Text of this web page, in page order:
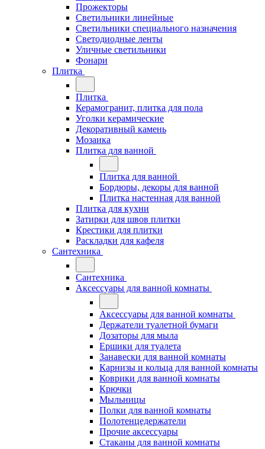
Прожекторы
Светильники линейные
Светильники специального назначения
Светодиодные ленты
Уличные светильники
Фонари
Плитка
Плитка
Керамогранит, плитка для пола
Уголки керамические
Декоративный камень
Мозаика
Плитка для ванной
Плитка для ванной
Бордюры, декоры для ванной
Плитка настенная для ванной
Плитка для кухни
Затирки для швов плитки
Крестики для плитки
Раскладки для кафеля
Сантехника
Сантехника
Аксессуары для ванной комнаты
Аксессуары для ванной комнаты
Держатели туалетной бумаги
Дозаторы для мыла
Ершики для туалета
Занавески для ванной комнаты
Карнизы и кольца для ванной комнаты
Коврики для ванной комнаты
Крючки
Мыльницы
Полки для ванной комнаты
Полотенцедержатели
Прочие аксессуары
Стаканы для ванной комнаты